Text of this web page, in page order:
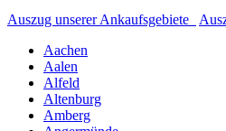
Auszug unserer Ankaufsgebiete
Aachen
Aalen
Alfeld
Altenburg
Amberg